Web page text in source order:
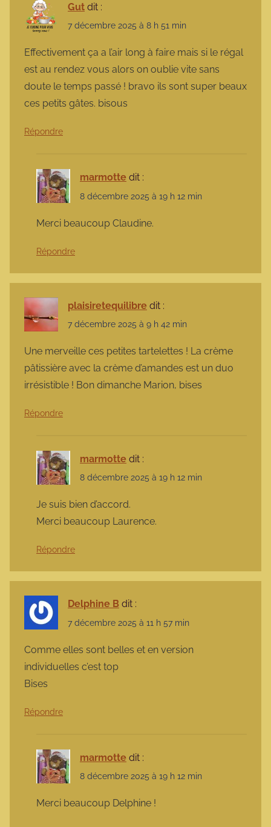
Gut dit :
7 décembre 2025 à 8 h 51 min
Effectivement ça a l’air long à faire mais si le régal
est au rendez vous alors on oublie vite sans
doute le temps passé ! bravo ils sont super beaux
ces petits gâtes. bisous
Répondre
marmotte dit :
8 décembre 2025 à 19 h 12 min
Merci beaucoup Claudine.
Répondre
plaisiretequilibre dit :
7 décembre 2025 à 9 h 42 min
Une merveille ces petites tartelettes ! La crème
pâtissière avec la crème d’amandes est un duo
irrésistible ! Bon dimanche Marion, bises
Répondre
marmotte dit :
8 décembre 2025 à 19 h 12 min
Je suis bien d’accord.
Merci beaucoup Laurence.
Répondre
Delphine B dit :
7 décembre 2025 à 11 h 57 min
Comme elles sont belles et en version
individuelles c’est top
Bises
Répondre
marmotte dit :
8 décembre 2025 à 19 h 12 min
Merci beaucoup Delphine !